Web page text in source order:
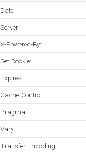
Date:
Server:
X-Powered-By:
Set-Cookie:
Expires:
Cache-Control:
Pragma:
Vary:
Transfer-Encoding: